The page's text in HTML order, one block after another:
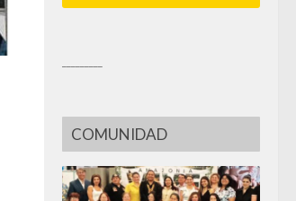
COMUNIDAD